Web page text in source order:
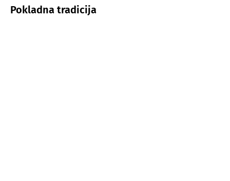
Pokladna tradicija